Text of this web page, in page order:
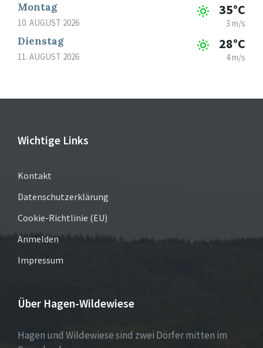
Montag
10. AUGUST 2026
35°C
3 m/s
Dienstag
11. AUGUST 2026
28°C
4 m/s
Wichtige Links
Kontakt
Datenschutzerklärung
Cookie-Richtlinie (EU)
Anmelden
Impressum
Über Hagen-Wildewiese
Hagen und Wildewiese sind zwei Dörfer mitten im